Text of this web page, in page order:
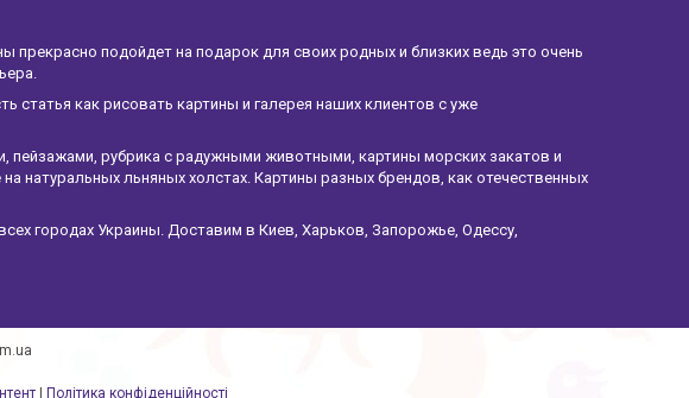
подойдет на подарок для своих родных и близких ведь это очень
статья как рисовать картины и галерея наших клиентов с уже
рубрика с радужными животными, картины морских закатов и
льняных холстах. Картины разных брендов, как отечественных
городах Украины. Доставим в Киев, Харьков, Запорожье, Одессу,
Політика конфіденційності